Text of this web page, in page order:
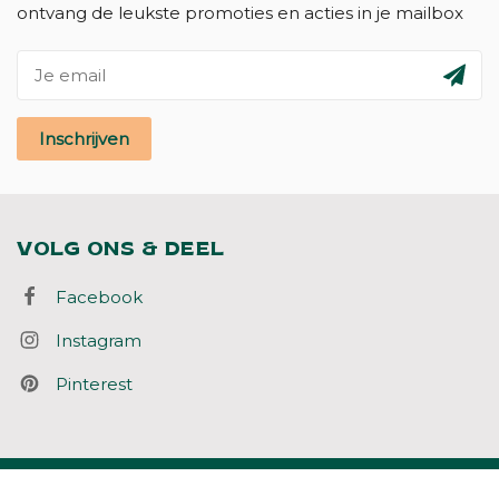
ontvang de leukste promoties en acties in je mailbox
Inschrijven
VOLG ONS & DEEL
Facebook
Instagram
Pinterest